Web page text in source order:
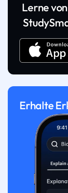
Lerne
Erhalte